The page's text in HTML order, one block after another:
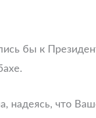
бы к
надеясь, что